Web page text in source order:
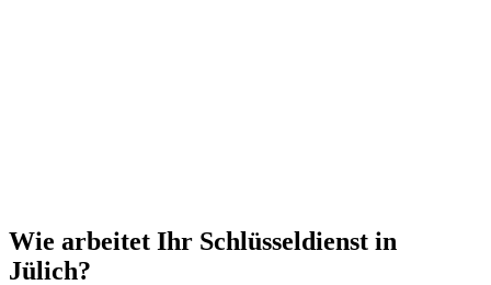
Wie arbeitet Ihr Schlüsseldienst in
Jülich?